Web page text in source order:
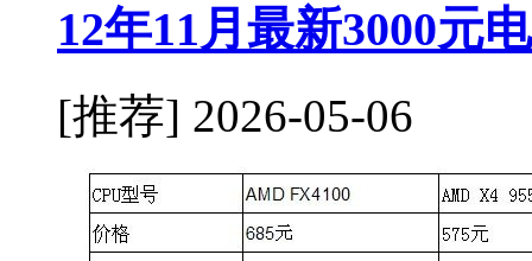
12年11月最新3000元
[推荐] 2026-05-06